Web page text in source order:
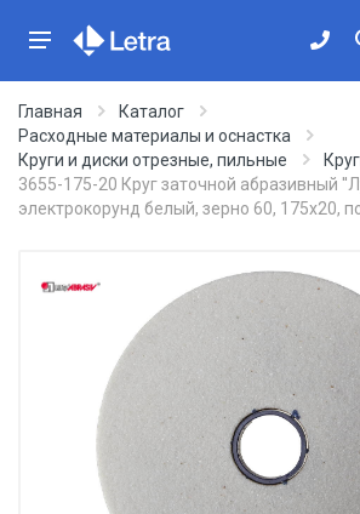
Главная
Каталог
Расходные материалы и оснастка
Круги и диски отрезные, пильные
3655-175-20 Круг заточной абразивный
электрокорунд белый, зерно 60, 175х20,